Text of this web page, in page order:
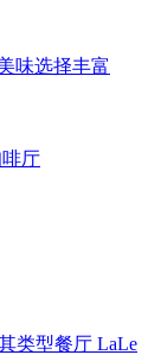
味选择丰富
啡厅
类型餐厅 LaLe